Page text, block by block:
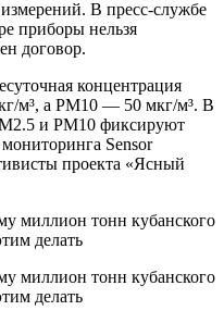
В пресс-службе
приборы нельзя
договор.
концентрация
м³, а РМ10 — 50 мкг/м³. В
и РМ10 фиксируют
Sensor
проекта «Ясный